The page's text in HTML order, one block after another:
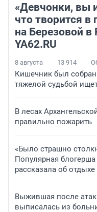
«Девчонки, вы
что творится
на Березовой
YA62.RU
8 августа 13 914
Кишечник был
тяжелой судьбой
В лесах
правильно пожарить
«Было страшно
Популярная блогерша
рассказала об отдыхе
Выжившая после
выписалась из